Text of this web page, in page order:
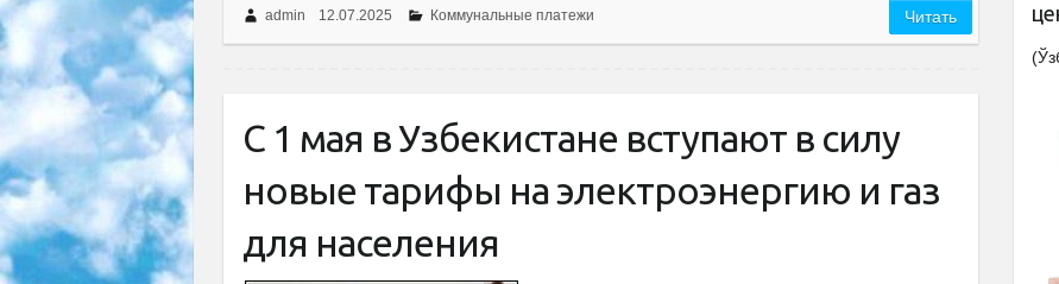
admin 12.07.2025 Коммунальные платежи Читать
С 1 мая в Узбекистане вступают в силу
новые тарифы на электроэнергию и газ
для населения